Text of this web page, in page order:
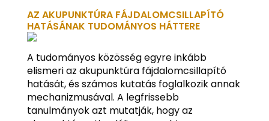
AZ AKUPUNKTÚRA FÁJDALOMCSILLAPÍTÓ
HATÁSÁNAK TUDOMÁNYOS HÁTTERE
A tudományos közösség egyre inkább
elismeri az akupunktúra fájdalomcsillapító
hatását, és számos kutatás foglalkozik annak
mechanizmusával. A legfrissebb
tanulmányok azt mutatják, hogy az